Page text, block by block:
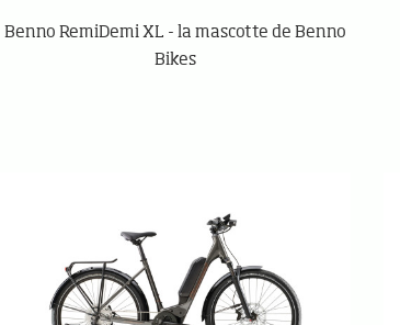
Benno RemiDemi XL - la mascotte de Benno
Bikes